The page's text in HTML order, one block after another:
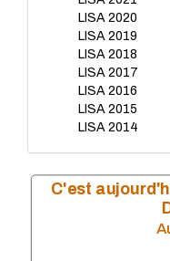
LISA 2020
LISA 2019
LISA 2018
LISA 2017
LISA 2016
LISA 2015
LISA 2014
LISA 2011
LISA 2010
C'est